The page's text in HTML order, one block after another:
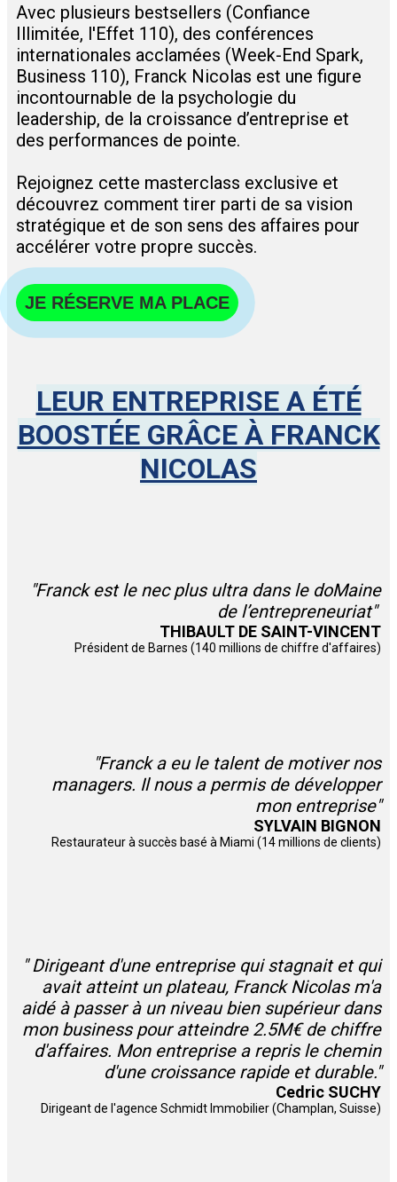
Avec plusieurs bestsellers (Confiance
Illimitée, l'Effet 110), des conférences
internationales acclamées (Week-End Spark,
Business 110), Franck Nicolas est une figure
incontournable de la psychologie du
leadership, de la croissance d’entreprise et
des performances de pointe.
Rejoignez cette masterclass exclusive et
découvrez comment tirer parti de sa vision
stratégique et de son sens des affaires pour
accélérer votre propre succès.
JE RÉSERVE MA PLACE
LEUR ENTREPRISE A ÉTÉ
BOOSTÉE GRÂCE À FRANCK
NICOLAS
"Franck est le nec plus ultra dans le doMaine
de l’entrepreneuriat"
THIBAULT DE SAINT-VINCENT
Président de Barnes (140 millions de chiffre d'affaires)
"Franck a eu le talent de motiver nos
managers. Il nous a permis de développer
mon entreprise"
SYLVAIN BIGNON
Restaurateur à succès basé à Miami (14 millions de clients)
" Dirigeant d'une entreprise qui stagnait et qui
avait atteint un plateau, Franck Nicolas m'a
aidé à passer à un niveau bien supérieur dans
mon business pour atteindre 2.5M€ de chiffre
d'affaires. Mon entreprise a repris le chemin
d'une croissance rapide et durable."
Cedric SUCHY
Dirigeant de l'agence Schmidt Immobilier (Champlan, Suisse)